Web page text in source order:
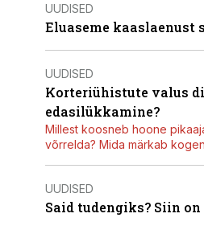
UUDISED
Eluaseme kaaslaenust
UUDISED
Korteriühistute valus
edasilükkamine?
Millest koosneb hoone
võrrelda? Mida märkab
UUDISED
Said tudengiks? Siin